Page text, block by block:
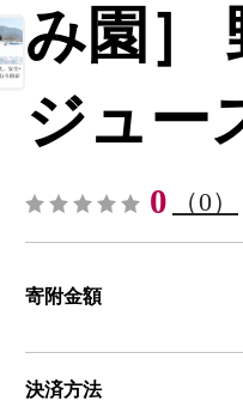
み園］
ジュー
0 （0）
寄附金額
決済方法